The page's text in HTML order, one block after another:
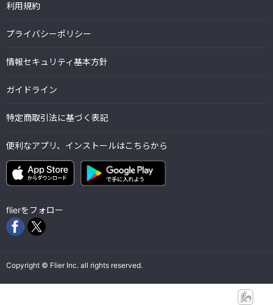
利用規約
プライバシーポリシー
情報セキュリティ基本方針
ガイドライン
特定商取引法に基づく表記
便利なアプリ、インストールはこちらから
flierをフォロー
Copyright © Flier Inc. all rights reserved.